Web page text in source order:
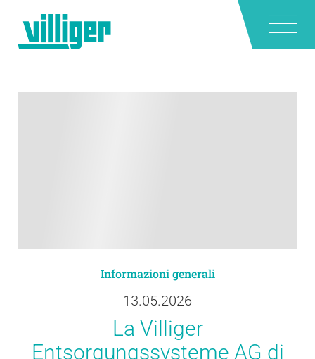
Informazioni generali
13.05.2026
La Villiger
Entsorgungssysteme AG di